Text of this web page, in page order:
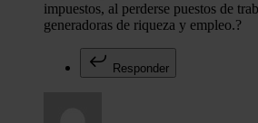
impuestos, al perderse puestos de
generadoras de riqueza y empleo.?
Responder